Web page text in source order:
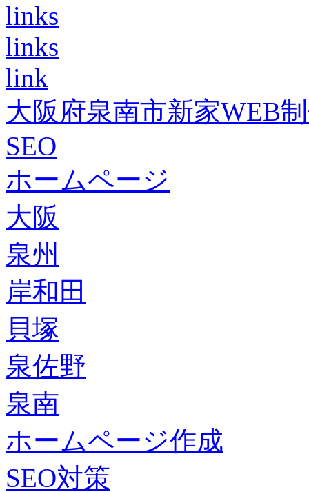
links
links
link
大阪府泉南市新家WEB
SEO
ホームページ
大阪
泉州
岸和田
貝塚
泉佐野
泉南
ホームページ作成
SEO対策